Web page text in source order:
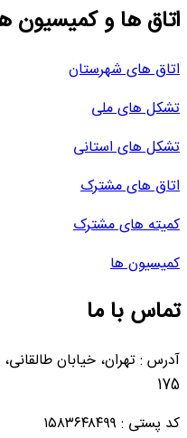
اتاق ها و کمیسیون
اتاق های شهرستان
تشکل های ملی
تشکل های استانی
اتاق های مشترک
کمیته های مشترک
کمیسیون ها
تماس با ما
آدرس : تهران، خیابان
175
کد پستی : ۱۵۸۳۶۴۸۴۹۹